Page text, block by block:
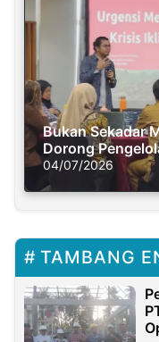
Bukan Sekadar
Dorong
Solusi Krisis Iklim
04/07/2026
TAMBANG